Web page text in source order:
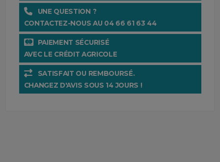
UNE QUESTION ?
CONTACTEZ-NOUS AU 04 66 61 63 44
PAIEMENT SÉCURISÉ
AVEC LE CRÉDIT AGRICOLE
SATISFAIT OU REMBOURSÉ.
CHANGEZ D'AVIS SOUS 14 JOURS !